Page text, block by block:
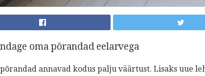
oma põrandad eelarvega
annavad kodus palju väärtust. Lisaks uue